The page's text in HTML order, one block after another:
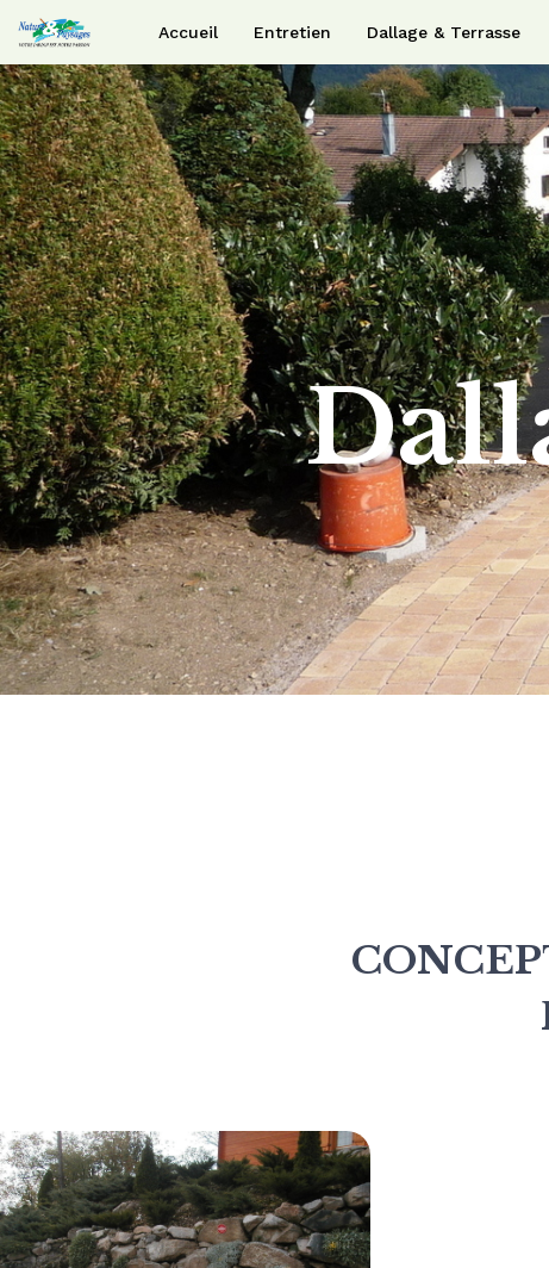
Accueil Entretien Dallage & Terrasse